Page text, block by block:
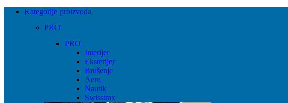
Kategorije proizvoda
PRO
PRO
Interijer
Eksterijer
Brušenje
Aero
Nautik
Swisstrax